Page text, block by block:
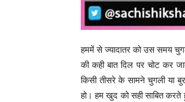
हममें से ज्यादातर को उस समय
की कही बात दिल पर चोट कर
किसी तीसरे के सामने चुगली या
हो। हम खुद को सही साबित करते